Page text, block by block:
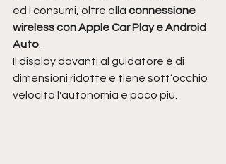
ed i consumi, oltre alla connessione
wireless con Apple Car Play e Android
Auto
Il display davanti al guidatore è di
dimensioni ridotte e tiene sott’occhio
velocità l'autonomia e poco più.